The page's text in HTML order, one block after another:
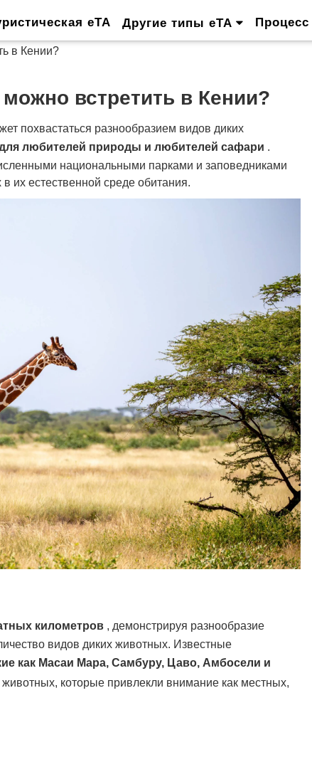
eTA Другие типы eTA
в Кении?
встретить в Кении?
похвастаться разнообразием видов диких
любителей природы и любителей сафари .
национальными парками и заповедниками
их естественной среде обитания.
километров, демонстрируя разнообразие
видов диких животных. Известные
как Масаи Мара, Самбуру, Цаво, Амбосели и
которые привлекли внимание как местных,